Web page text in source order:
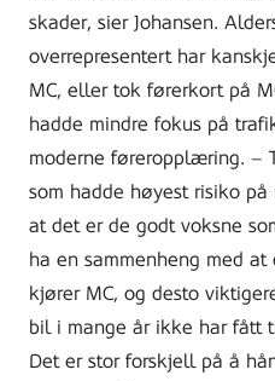
skader, sier Johansen.
overrepresentert har
MC, eller tok førerkort på
hadde mindre fokus på
moderne føreropplæring. –
som hadde høyest risiko
at det er de godt voksne
ha en sammenheng med
kjører MC, og desto
bil i mange år ikke har fått
Det er stor forskjell på å